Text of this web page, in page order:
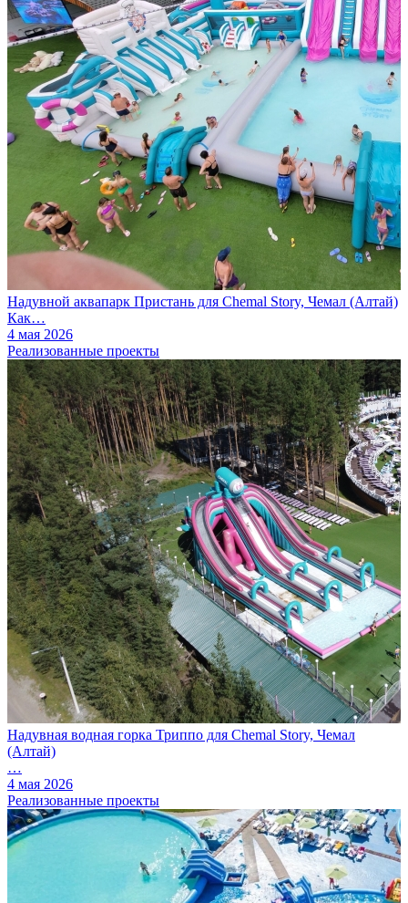
Надувной аквапарк Пристань для Chemal Story, Чемал (Алтай)
Как…
4 мая 2026
Реализованные проекты
Надувная водная горка Триппо для Chemal Story, Чемал
(Алтай)
…
4 мая 2026
Реализованные проекты